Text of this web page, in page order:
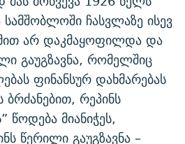
სამშობლოში ჩასვლაზე ისევ
არ დაკმაყოფილდა და
გაუგზავნა, რომელშიც
ფინანსურ დახმარებას
რეპინს
წოდება მიანიჭეს,
წერილი გაუგზავნა –